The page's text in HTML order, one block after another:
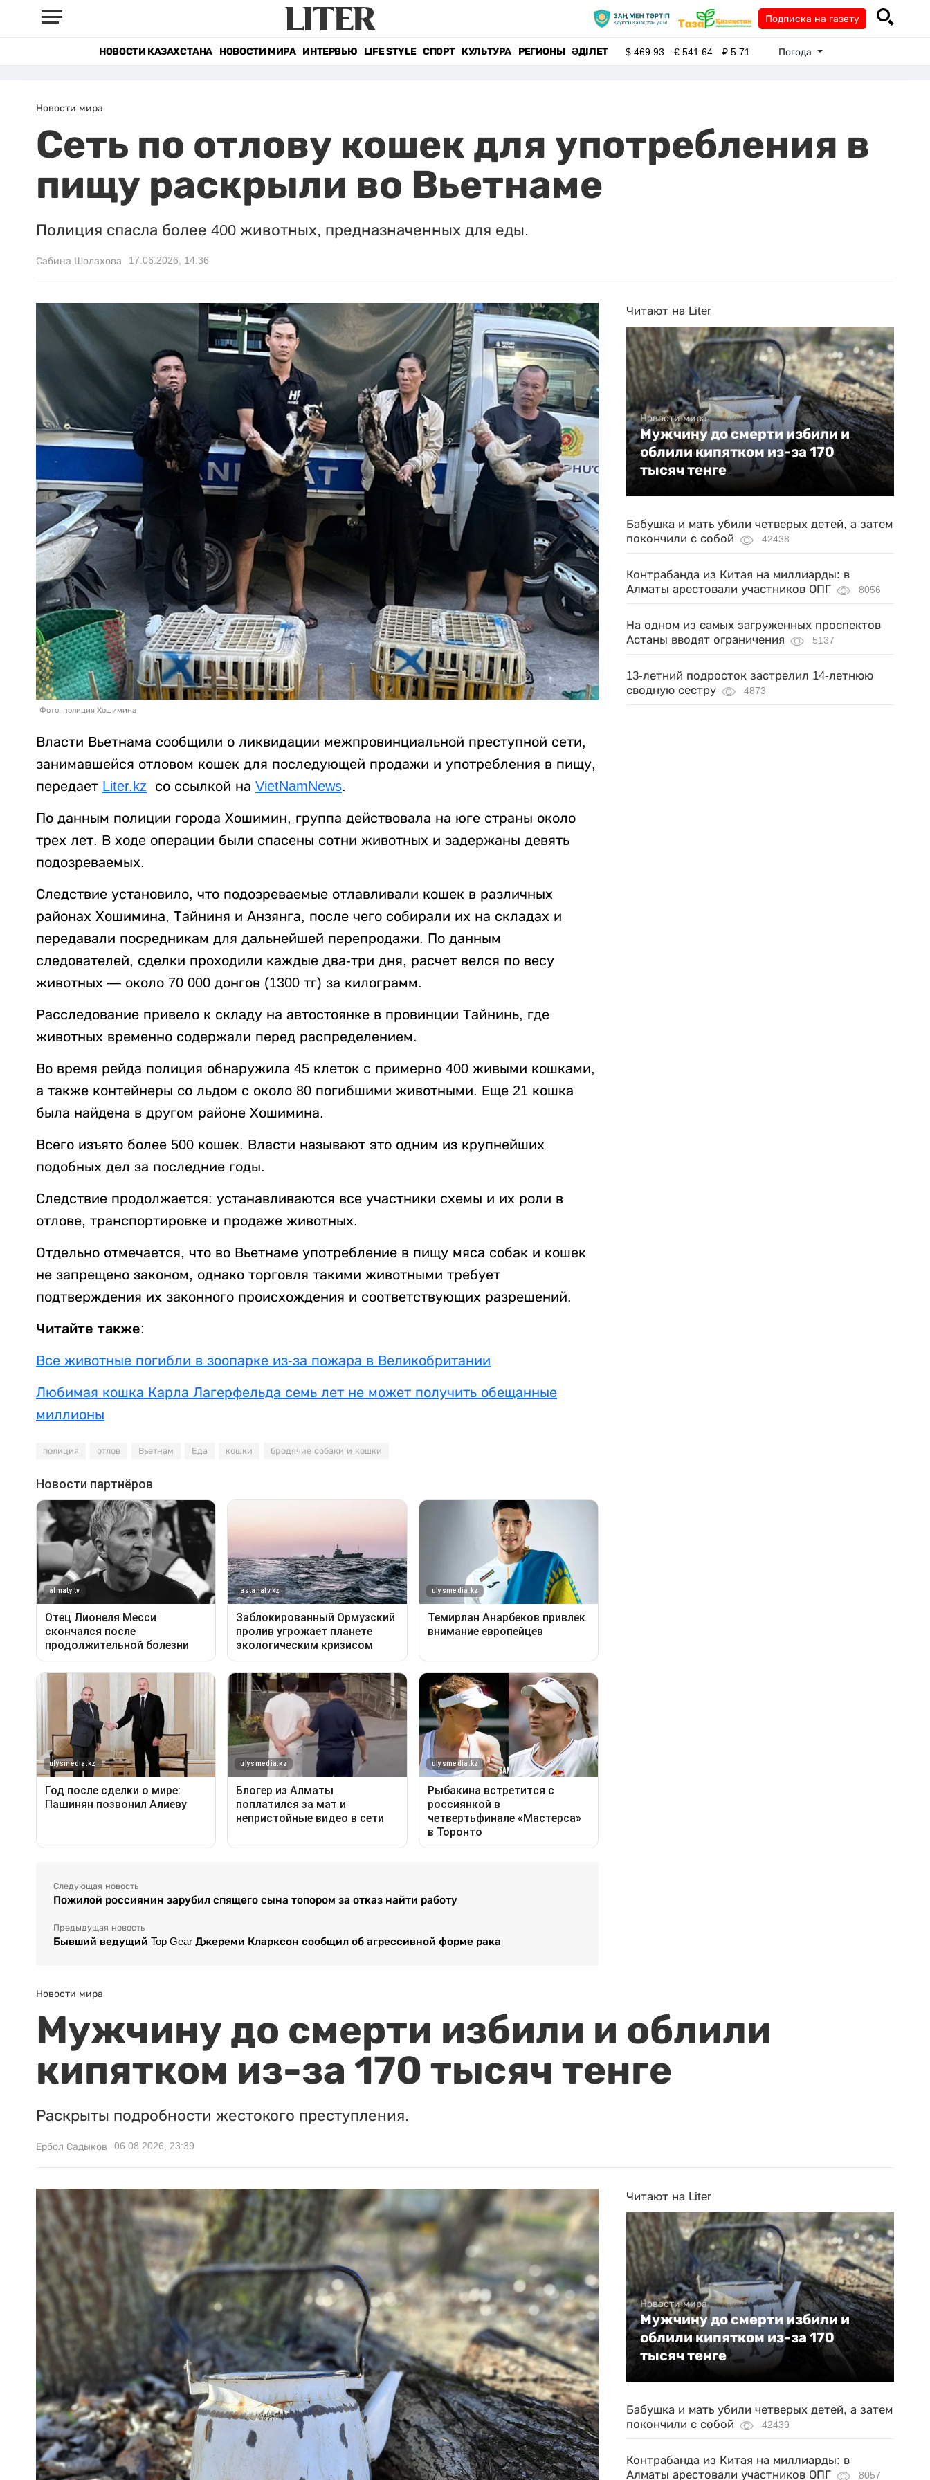
Подписка на газету
НОВОСТИ КАЗАХСТАНА НОВОСТИ МИРА ИНТЕРВЬЮ LIFE STYLE СПОРТ КУЛЬТУРА РЕГИОНЫ ӘДІЛЕТ $469.93 €541.64 ₽5.71 Погода
Новости мира
Сеть по отлову кошек для употребления в
пищу раскрыли во Вьетнаме
Полиция спасла более 400 животных, предназначенных для еды.
Сабина Шолахова 17.06.2026, 14:36
Фото: полиция Хошимина
Власти Вьетнама сообщили о ликвидации межпровинциальной преступной сети,
занимавшейся отловом кошек для последующей продажи и употребления в пищу,
передает Liter.kz со ссылкой на VietNamNews.
По данным полиции города Хошимин, группа действовала на юге страны около
трех лет. В ходе операции были спасены сотни животных и задержаны девять
подозреваемых.
Следствие установило, что подозреваемые отлавливали кошек в различных
районах Хошимина, Тайниня и Анзянга, после чего собирали их на складах и
передавали посредникам для дальнейшей перепродажи. По данным
следователей, сделки проходили каждые два-три дня, расчет велся по весу
животных — около 70 000 донгов (1300 тг) за килограмм.
Расследование привело к складу на автостоянке в провинции Тайнинь, где
животных временно содержали перед распределением.
Во время рейда полиция обнаружила 45 клеток с примерно 400 живыми кошками,
а также контейнеры со льдом с около 80 погибшими животными. Еще 21 кошка
была найдена в другом районе Хошимина.
Всего изъято более 500 кошек. Власти называют это одним из крупнейших
подобных дел за последние годы.
Следствие продолжается: устанавливаются все участники схемы и их роли в
отлове, транспортировке и продаже животных.
Отдельно отмечается, что во Вьетнаме употребление в пищу мяса собак и кошек
не запрещено законом, однако торговля такими животными требует
подтверждения их законного происхождения и соответствующих разрешений.
Читайте также:
Все животные погибли в зоопарке из-за пожара в Великобритании
Любимая кошка Карла Лагерфельда семь лет не может получить обещанные
миллионы
полиция отлов Вьетнам Еда кошки бродячие собаки и кошки
Следующая новость
Пожилой россиянин зарубил спящего сына топором за отказ найти работу
Предыдущая новость
Бывший ведущий Top Gear Джереми Кларксон сообщил об агрессивной форме рака
Читают на Liter
Новости мира
Мужчину до смерти избили и
облили кипятком из-за 170
тысяч тенге
Бабушка и мать убили четверых детей, а затем
покончили с собой
42438
Контрабанда из Китая на миллиарды: в
Алматы арестовали участников ОПГ
8056
На одном из самых загруженных проспектов
Астаны вводят ограничения
5137
13-летний подросток застрелил 14-летнюю
сводную сестру
4873
Новости мира
Мужчину до смерти избили и облили
кипятком из-за 170 тысяч тенге
Раскрыты подробности жестокого преступления.
Ербол Садыков 06.08.2026, 23:39
Читают на Liter
Новости мира
Мужчину до смерти избили и
облили кипятком из-за 170
тысяч тенге
Бабушка и мать убили четверых детей, а затем
покончили с собой
42439
Контрабанда из Китая на миллиарды: в
Алматы арестовали участников ОПГ
8057